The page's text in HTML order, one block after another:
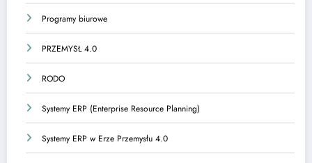
Programy biurowe
PRZEMYSŁ 4.0
RODO
Systemy ERP (Enterprise Resource Planning)
Systemy ERP w Erze Przemysłu 4.0